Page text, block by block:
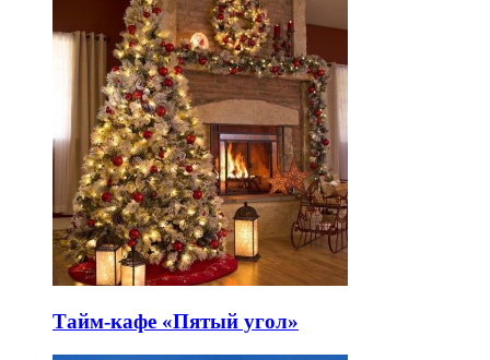
Тайм-кафе «Пятый угол»